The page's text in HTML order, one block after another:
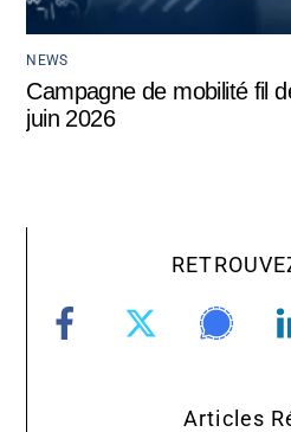
NEWS
Campagne de mobilité fil
juin 2026
Articles